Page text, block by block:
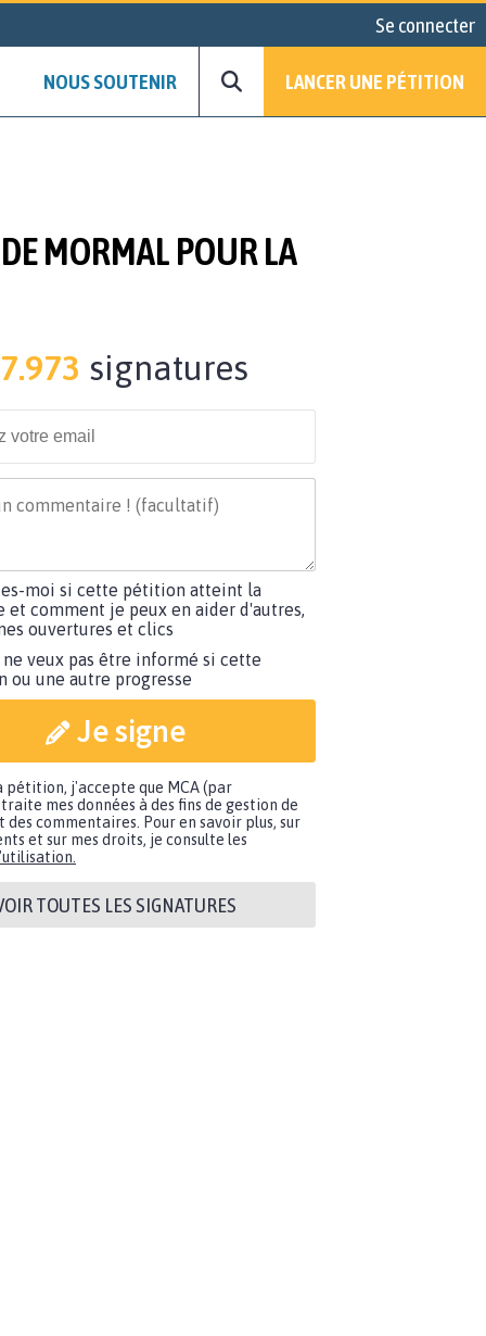
Se connecter
NOUS SOUTENIR LANCER UNE PÉTITION
MORMAL POUR LA
signatures
moi si cette pétition atteint la
et comment je peux en aider d'autres,
ouvertures et clics
ne veux pas être informé si cette
ou une autre progresse
Je signe
pétition, j'accepte que MCA (par
mes données à des fins de gestion de
des commentaires. Pour en savoir plus, sur
et sur mes droits, je consulte les
TOUTES LES SIGNATURES